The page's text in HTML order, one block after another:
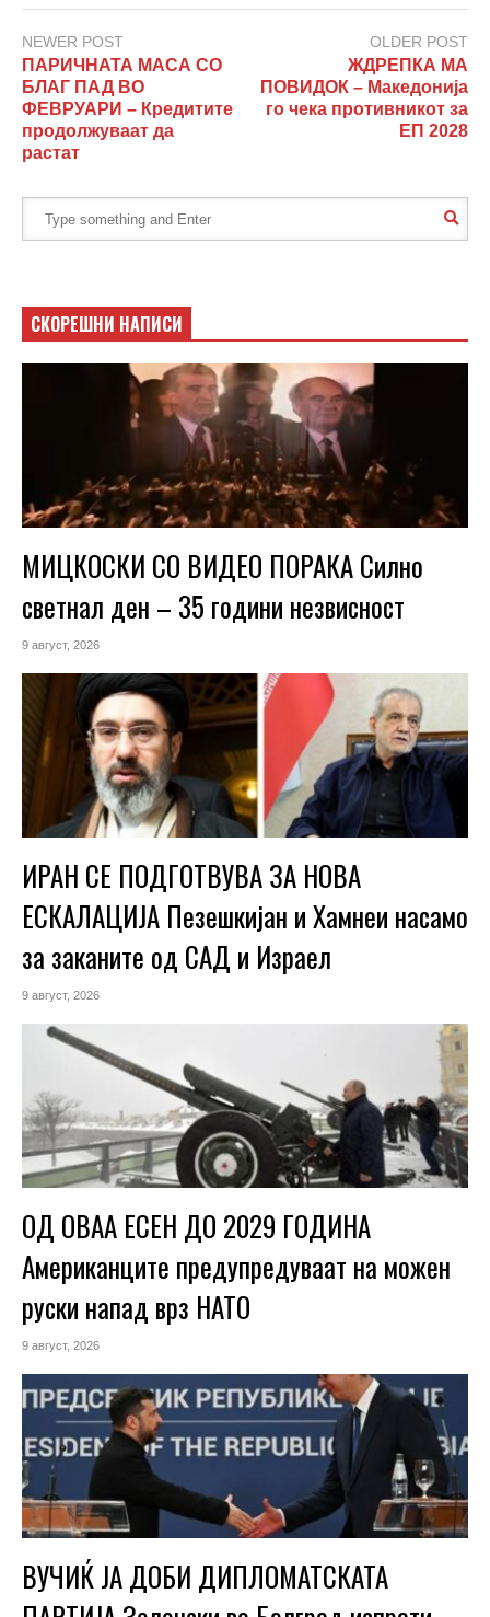
NEWER POST
ПАРИЧНАТА МАСА СО
БЛАГ ПАД ВО
ФЕВРУАРИ – Кредитите
продолжуваат да
растат
OLDER POST
ЖДРЕПКА МА
ПОВИДОК – Македонија
го чека противникот за
ЕП 2028
СКОРЕШНИ НАПИСИ
МИЦКОСКИ СО ВИДЕО ПОРАКА Силно
светнал ден – 35 години незвисност
9 август, 2026
ИРАН СЕ ПОДГОТВУВА ЗА НОВА
ЕСКАЛАЦИЈА Пезешкијан и Хамнеи насамо
за заканите од САД и Израел
9 август, 2026
ОД ОВАА ЕСЕН ДО 2029 ГОДИНА
Американците предупредуваат на можен
руски напад врз НАТО
9 август, 2026
ВУЧИЌ ЈА ДОБИ ДИПЛОМАТСКАТА